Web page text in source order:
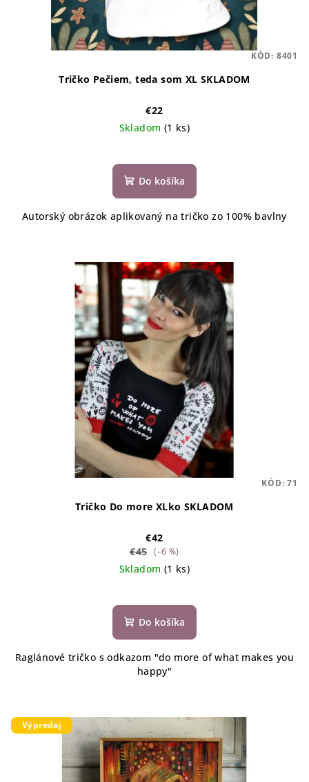
Tričko Pečiem, teda som XL SKLADOM
€22
Skladom (1 ks)
Do košíka
Autorský obrázok aplikovaný na tričko zo 100% bavlny
KÓD: 8401
Tričko Do more XLko SKLADOM
€42
€45 (–6 %)
Skladom (1 ks)
Do košíka
Raglánové tričko s odkazom "do more of what makes you
happy"
KÓD:71
Výpredaj